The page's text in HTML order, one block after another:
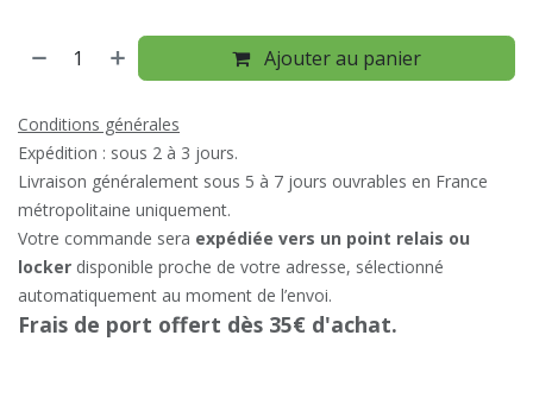
Ajouter au panier
Conditions générales
Expédition : sous 2 à 3 jours.
Livraison généralement sous 5 à 7 jours ouvrables en France
métropolitaine uniquement.
Votre commande sera expédiée vers un point relais ou
locker disponible proche de votre adresse, sélectionné
automatiquement au moment de l’envoi.
Frais de port offert dès 35€ d'achat.